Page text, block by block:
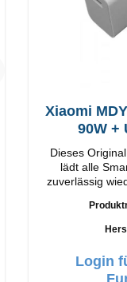
Xiaomi
90W +
Dieses
lädt alle
zuverlässig
Anschlüsse: USB-A Output:
Login